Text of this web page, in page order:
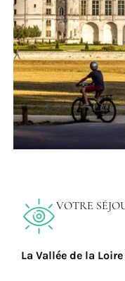
VOTRE
La Vallée de la